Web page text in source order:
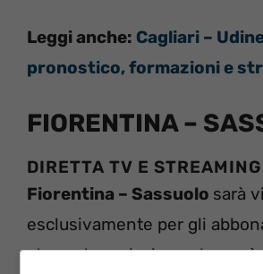
Leggi anche: Cagliari –
pronostico, formazioni e
FIORENTINA –
DIRETTA TV E STREAMING
Fiorentina – Sassuolo sarà
esclusivamente per gli
stessa trasmissione che